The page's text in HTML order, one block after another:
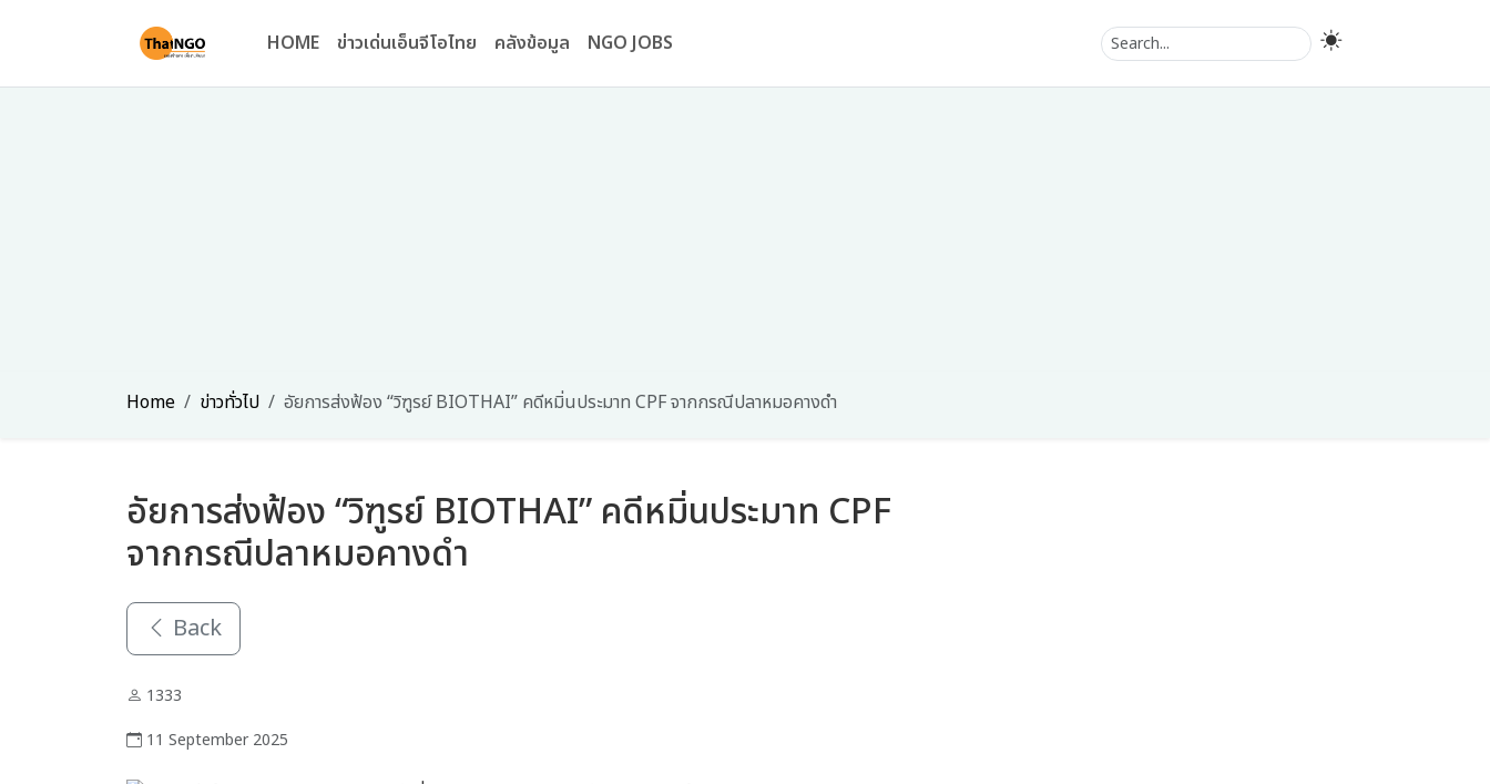
HOME ข่าวเด่นเอ็นจีโอไทย คลังข้อมูล NGO JOBS
Home ข่าวทั่วไป อัยการส่งฟ้อง “วิฑูรย์ BIOTHAI” คดีหมิ่นประมาท CPF จากกรณีปลาหมอคางดำ
อัยการส่งฟ้อง “วิฑูรย์ BIOTHAI” คดีหมิ่นประมาท CPF
จากกรณีปลาหมอคางดำ
Back
1333
11 September 2025